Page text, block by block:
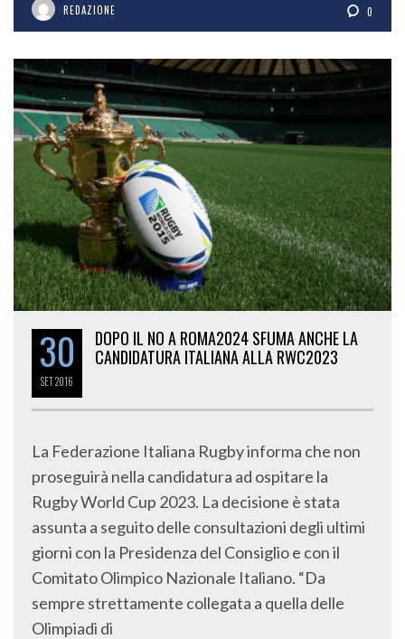
REDAZIONE 0
30
SET2016
DOPO IL NO A ROMA2024 SFUMA ANCHE LA
CANDIDATURA ITALIANA ALLA RWC2023
La Federazione Italiana Rugby informa che non
proseguirà nella candidatura ad ospitare la
Rugby World Cup 2023. La decisione è stata
assunta a seguito delle consultazioni degli ultimi
giorni con la Presidenza del Consiglio e con il
Comitato Olimpico Nazionale Italiano. “Da
sempre strettamente collegata a quella delle
Olimpiadi di